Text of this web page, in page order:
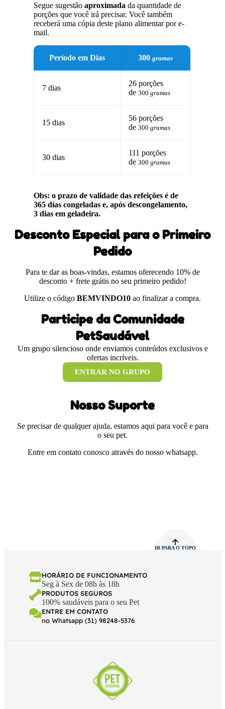
Segue sugestãoaproximada da quantidade de
porções que você irá precisar. Você também
receberá uma cópia deste plano alimentar por e-
mail.
Período em Dias 300gramas
7 dias
26 porções
de300gramas
15 dias
56 porções
de300gramas
30 dias
111 porções
de300gramas
Obs: o prazo de validade das refeições é de
365 dias congeladas e, após descongelamento,
3 dias em geladeira.
Desconto Especial para o Primeiro
Pedido
Para te dar as boas-vindas, estamos oferecendo 10% de
desconto + frete grátis no seu primeiro pedido!
Utilize o código BEMVINDO10 ao finalizar a compra.
Participe da Comunidade
PetSaudável
Um grupo silencioso onde enviamos conteúdos exclusivos e
ofertas incríveis.
ENTRAR NO GRUPO
Nosso Suporte
Se precisar de qualquer ajuda, estamos aqui para você e para
o seu pet.
Entre em contato conosco através do nosso whatsapp.
IR PARA O TOPO
HORÁRIO DE FUNCIONAMENTO
Seg à Sex de 08h às 18h
PRODUTOS SEGUROS
100% saudáveis para o seu Pet
ENTRE EM CONTATO
no Whatsapp (31) 98248-5376